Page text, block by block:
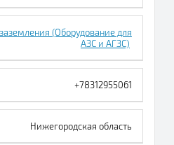
(Оборудование для
АЗС и АГЗС)
+78312955061
Нижегородская область